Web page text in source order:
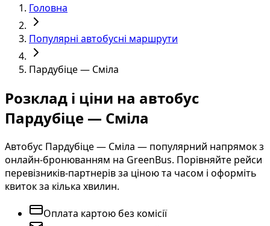
Головна
Популярні автобусні маршрути
Пардубіце — Сміла
Розклад і ціни на автобус
Пардубіце — Сміла
Автобус Пардубіце — Сміла — популярний напрямок з
онлайн-бронюванням на GreenBus. Порівняйте рейси
перевізників-партнерів за ціною та часом і оформіть
квиток за кілька хвилин.
Оплата картою без комісії